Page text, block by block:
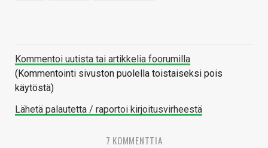
Kommentoi uutista tai artikkelia foorumilla
(Kommentointi sivuston puolella toistaiseksi pois
käytöstä)
Lähetä palautetta / raportoi kirjoitusvirheestä
7 KOMMENTTIA